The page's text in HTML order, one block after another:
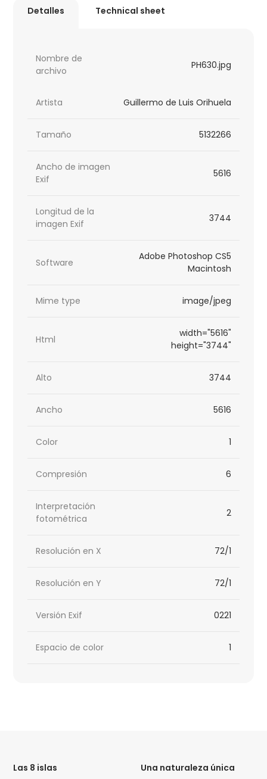
Detalles Technical sheet
Nombre de
archivo
PH630.jpg
Artista Guillermo de Luis Orihuela
Tamaño 5132266
Ancho de imagen
Exif
5616
Longitud de la
imagen Exif
3744
Software
Adobe Photoshop CS5
Macintosh
Mime type image/jpeg
Html
width="5616"
height="3744"
Alto 3744
Ancho 5616
Color 1
Compresión 6
Interpretación
fotométrica
2
Resolución en X 72/1
Resolución en Y 72/1
Versión Exif 0221
Espacio de color 1
Las 8 islas
Una naturaleza única